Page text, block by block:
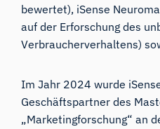
bewertet), iSense
auf der Erforschung des
Verbraucherverhaltens)
Im Jahr 2024 wurde
Geschäftspartner des
„Marketingforschung“ an